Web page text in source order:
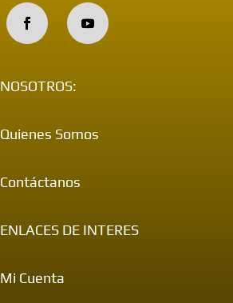
NOSOTROS:
Quienes Somos
Contáctanos
ENLACES DE INTERES
Mi Cuenta